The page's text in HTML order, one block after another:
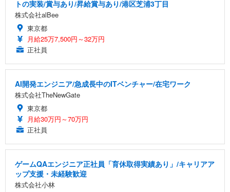
トの実装/賞与あり/昇給賞与あり/港区芝浦3丁目
株式会社alBee
東京都
月給25万7,500円～32万円
正社員
AI開発エンジニア/急成長中のITベンチャー/在宅ワーク
株式会社TheNewGate
東京都
月給30万円～70万円
正社員
ゲームQAエンジニア正社員「育休取得実績あり」/キャリアア
ップ支援・未経験歓迎
株式会社小林